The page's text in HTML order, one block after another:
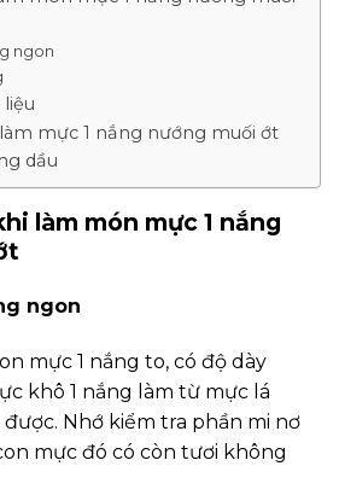
ngon
mực 1 nắng nướng muối ớt
dầu
làm món mực 1 nắng
ngon
mực 1 nắng to, có độ dày
khô 1 nắng làm từ mực lá
Nhớ kiểm tra phần mi nơ
mực đó có còn tươi không